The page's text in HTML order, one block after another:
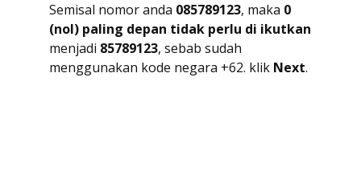
Semisal nomor anda 085789123, maka 0
(nol) paling depan tidak perlu di ikutkan
menjadi 85789123, sebab sudah
menggunakan kode negara +62. klik Next.